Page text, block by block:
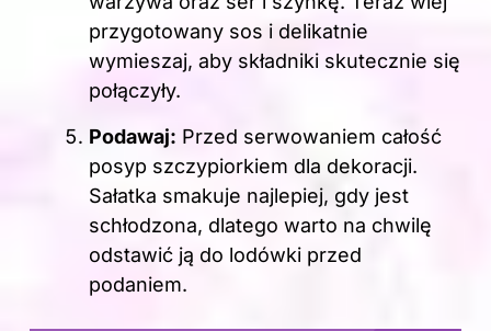
przygotowany sos i delikatnie
wymieszaj, aby składniki skutecznie się
połączyły.
Podawaj: Przed serwowaniem całość
posyp szczypiorkiem dla dekoracji.
Sałatka smakuje najlepiej, gdy jest
schłodzona, dlatego warto na chwilę
odstawić ją do lodówki przed
podaniem.